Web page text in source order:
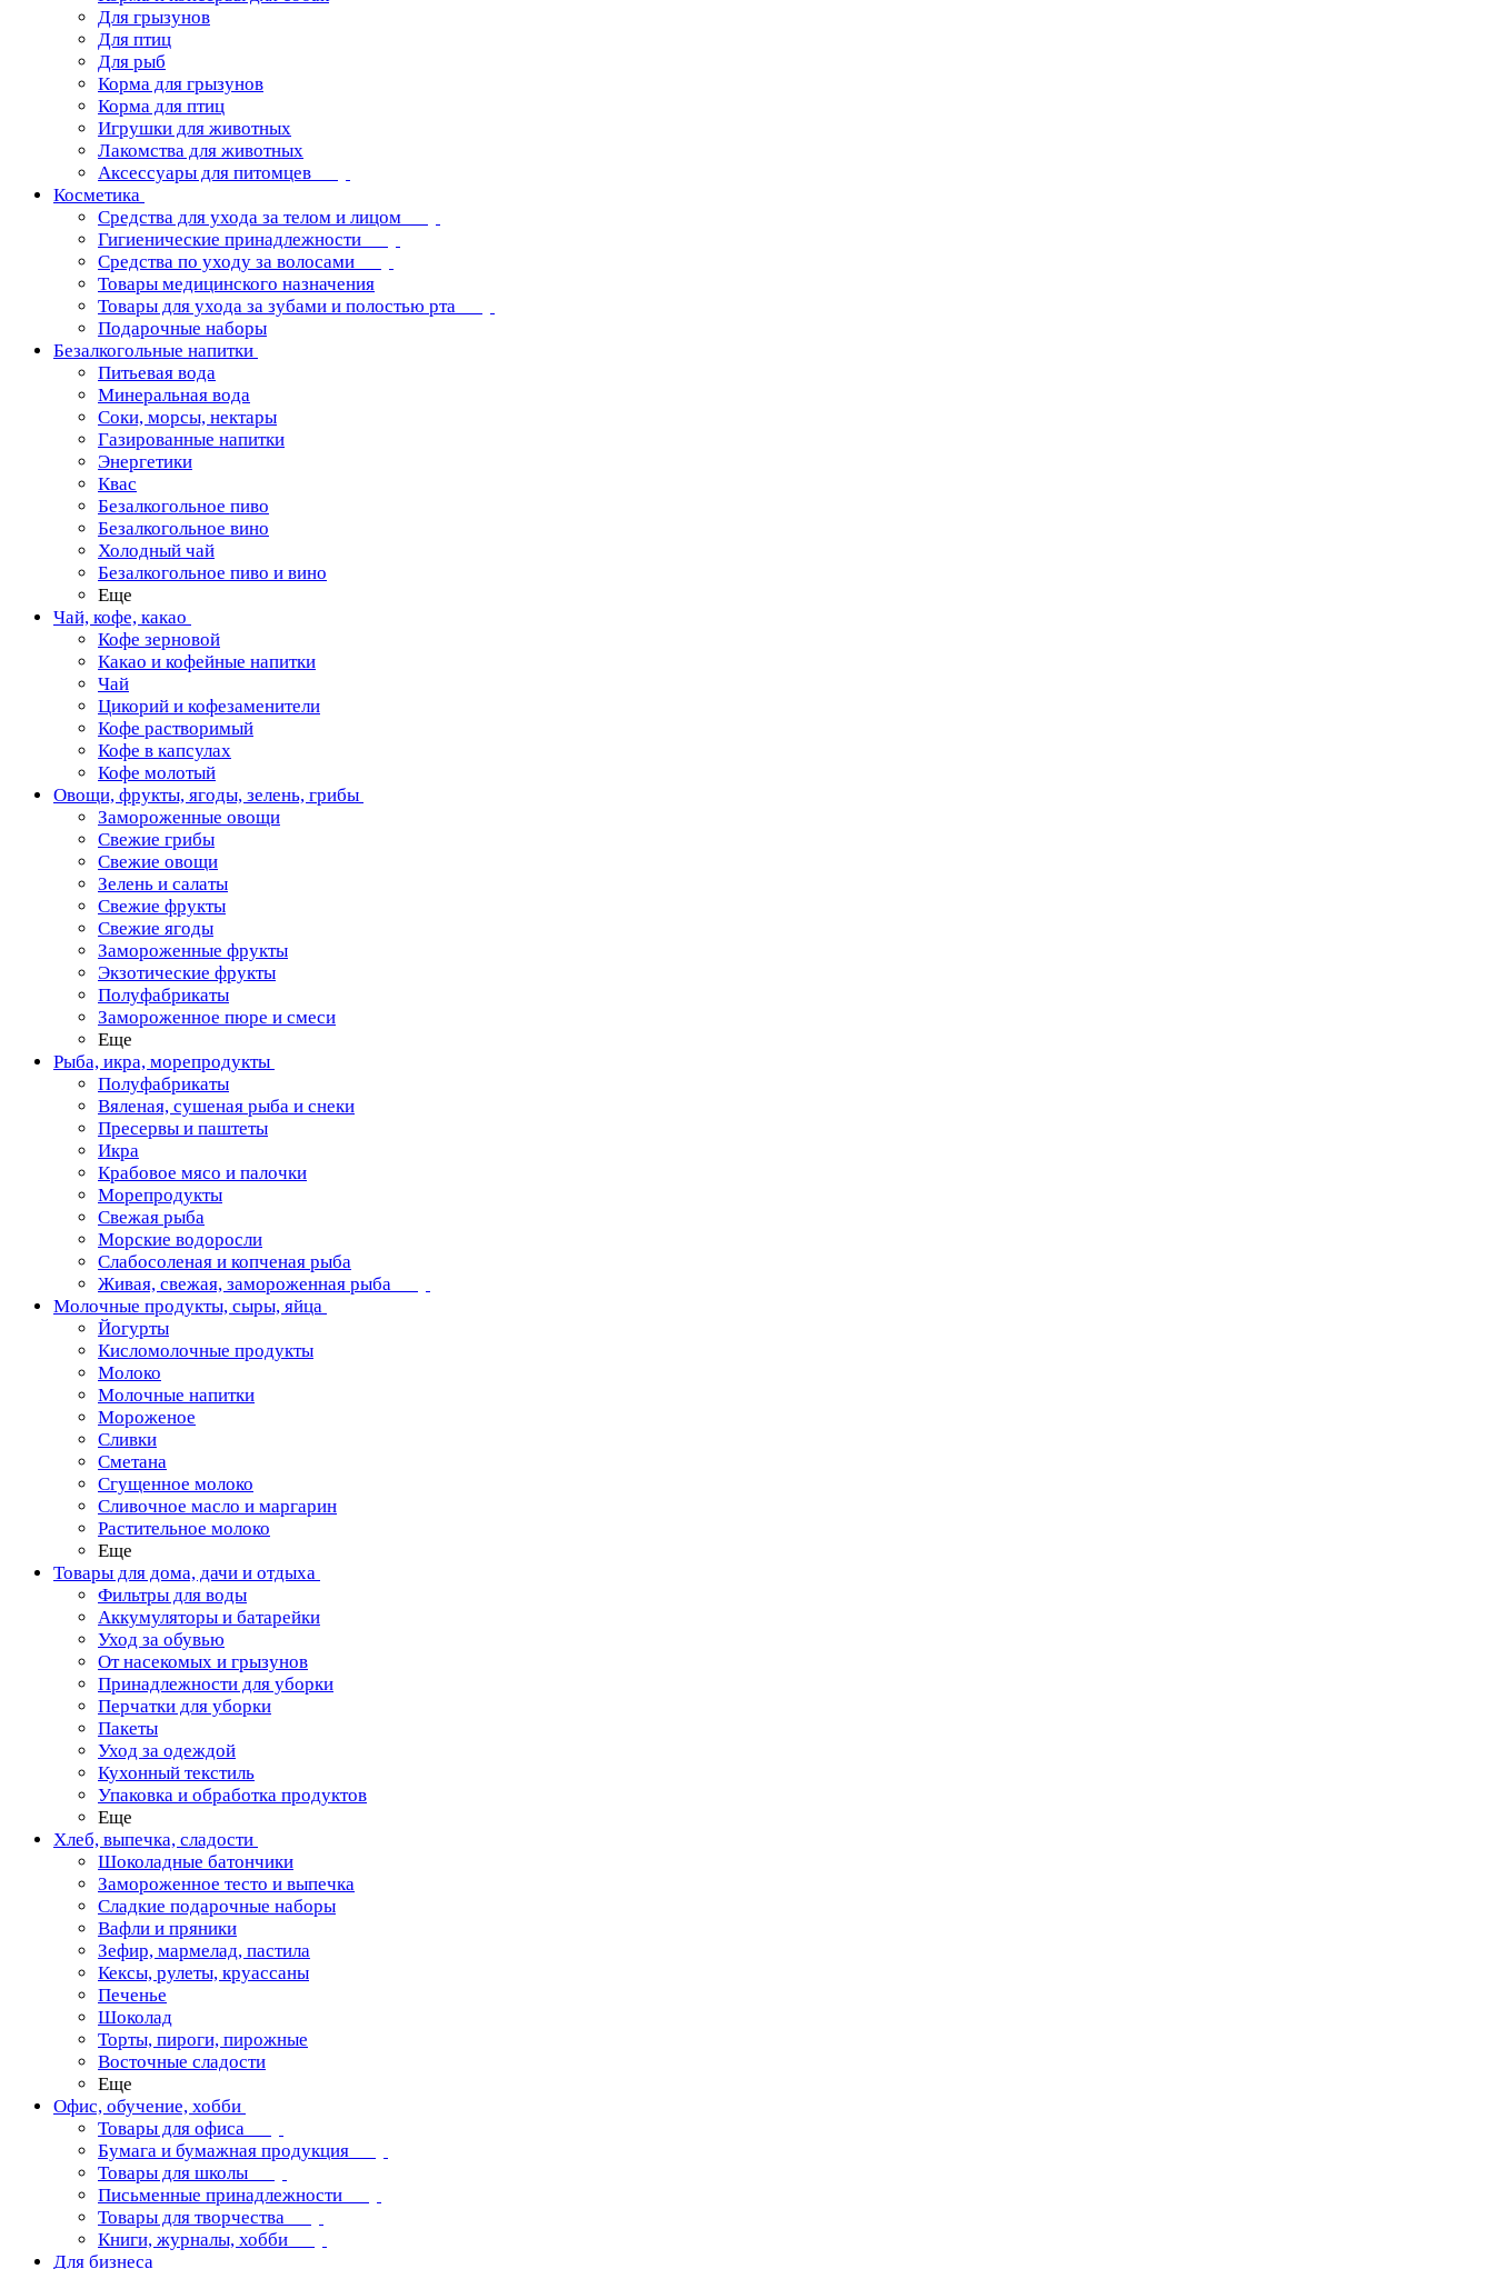
Для грызунов
Для птиц
Для рыб
Корма для грызунов
Корма для птиц
Игрушки для животных
Лакомства для животных
Аксессуары для питомцев
Косметика
Средства для ухода за телом и лицом
Гигиенические принадлежности
Средства по уходу за волосами
Товары медицинского назначения
Товары для ухода за зубами и полостью рта
Подарочные наборы
Безалкогольные напитки
Питьевая вода
Минеральная вода
Соки, морсы, нектары
Газированные напитки
Энергетики
Квас
Безалкогольное пиво
Безалкогольное вино
Холодный чай
Безалкогольное пиво и вино
Еще
Чай, кофе, какао
Кофе зерновой
Какао и кофейные напитки
Чай
Цикорий и кофезаменители
Кофе растворимый
Кофе в капсулах
Кофе молотый
Овощи, фрукты, ягоды, зелень, грибы
Замороженные овощи
Свежие грибы
Свежие овощи
Зелень и салаты
Свежие фрукты
Свежие ягоды
Замороженные фрукты
Экзотические фрукты
Полуфабрикаты
Замороженное пюре и смеси
Еще
Рыба, икра, морепродукты
Полуфабрикаты
Вяленая, сушеная рыба и снеки
Пресервы и паштеты
Икра
Крабовое мясо и палочки
Морепродукты
Свежая рыба
Морские водоросли
Слабосоленая и копченая рыба
Живая, свежая, замороженная рыба
Молочные продукты, сыры, яйца
Йогурты
Кисломолочные продукты
Молоко
Молочные напитки
Мороженое
Сливки
Сметана
Сгущенное молоко
Сливочное масло и маргарин
Растительное молоко
Еще
Товары для дома, дачи и отдыха
Фильтры для воды
Аккумуляторы и батарейки
Уход за обувью
От насекомых и грызунов
Принадлежности для уборки
Перчатки для уборки
Пакеты
Уход за одеждой
Кухонный текстиль
Упаковка и обработка продуктов
Еще
Хлеб, выпечка, сладости
Шоколадные батончики
Замороженное тесто и выпечка
Сладкие подарочные наборы
Вафли и пряники
Зефир, мармелад, пастила
Кексы, рулеты, круассаны
Печенье
Шоколад
Торты, пироги, пирожные
Восточные сладости
Еще
Офис, обучение, хобби
Товары для офиса
Бумага и бумажная продукция
Товары для школы
Письменные принадлежности
Товары для творчества
Книги, журналы, хобби
Для бизнеса